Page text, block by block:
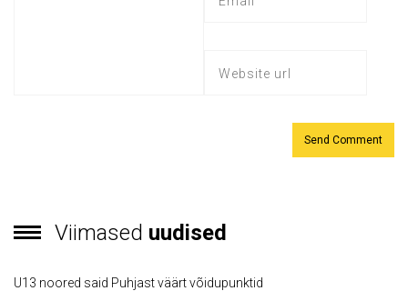
Viimased uudised
U13 noored said Puhjast väärt võidupunktid